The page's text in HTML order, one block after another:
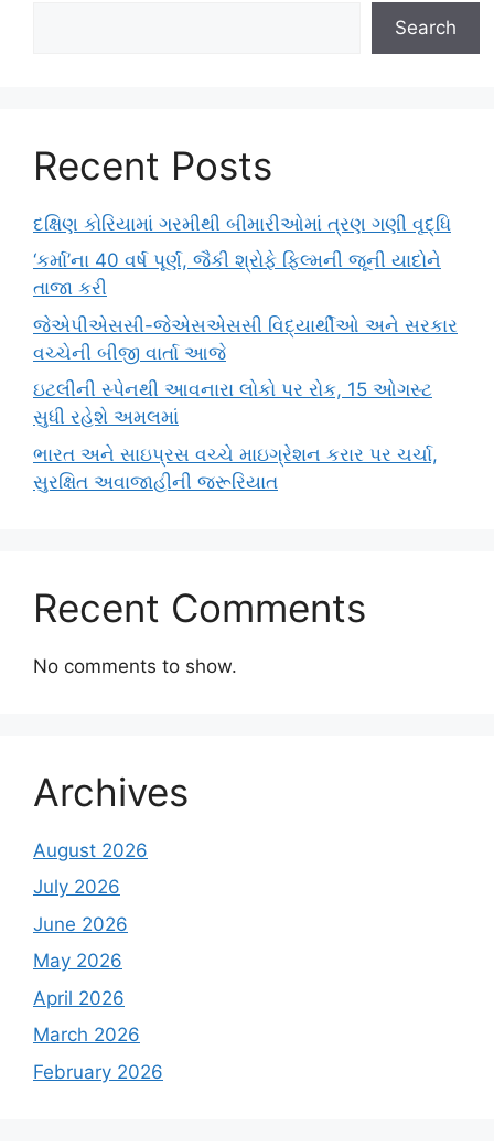
Search
Recent Posts
દક્ષિણ કોરિયામાં ગરમીથી બીમારીઓમાં ત્રણ ગણી વૃદ્ધિ
‘કર્મા’ના 40 વર્ષ પૂર્ણ, જૈકી શ્રોફે ફિલ્મની જૂની યાદોને
તાજા કરી
જેએપીએસસી-જેએસએસસી વિદ્યાર્થીઓ અને સરકાર
વચ્ચેની બીજી વાર્તા આજે
ઇટલીની સ્પેનથી આવનારા લોકો પર રોક, 15 ઓગસ્ટ
સુધી રહેશે અમલમાં
ભારત અને સાઇપ્રસ વચ્ચે માઇગ્રેશન કરાર પર ચર્ચા,
સુરક્ષિત અવાજાહીની જરૂરિયાત
Recent Comments
No comments to show.
Archives
August 2026
July 2026
June 2026
May 2026
April 2026
March 2026
February 2026